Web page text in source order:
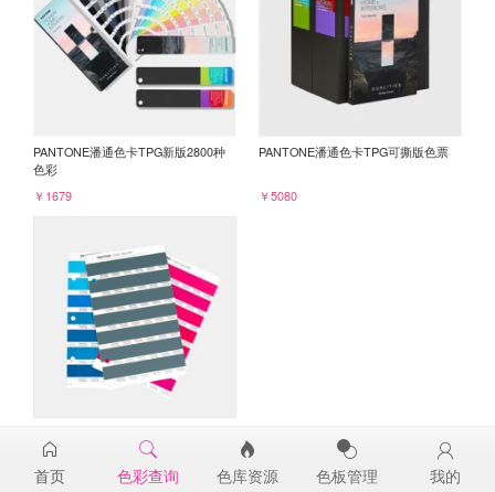
PANTONE潘通色卡TPG新版2800种
色彩
￥1679
PANTONE潘通色卡TPG可撕版色票
￥5080
19-4820TPG
￥98
首页 色彩查询 色库资源 色板管理 我的